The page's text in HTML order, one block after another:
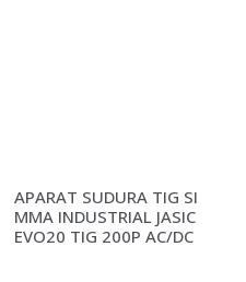
APARAT SUDURA TIG SI
MMA INDUSTRIAL JASIC
EVO20 TIG 200P AC/DC